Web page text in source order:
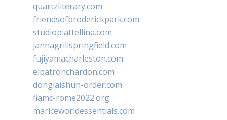
quartzliterary.com
friendsofbroderickpark.com
studiopiattellina.com
jannagrillspringfield.com
fujiyamacharleston.com
elpatronchardon.com
donglaishun-order.com
fiamc-rome2022.org
mariceworldessentials.com